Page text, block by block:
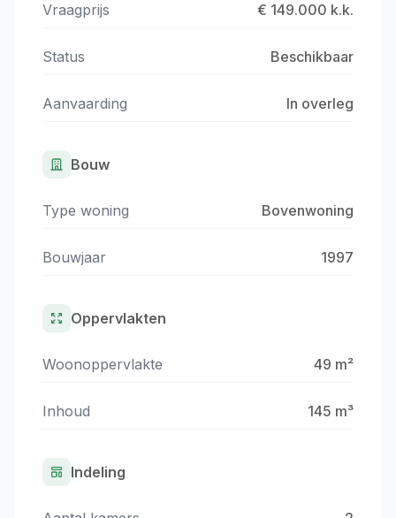
Vraagprijs € 149.000 k.k.
Status Beschikbaar
Aanvaarding In overleg
Bouw
Type woning Bovenwoning
Bouwjaar 1997
Oppervlakten
Woonoppervlakte 49 m²
Inhoud 145 m³
Indeling